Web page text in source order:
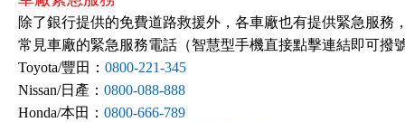
除了銀行提供的免費道路救援外，各車廠也有提供緊急服務
常見車廠的緊急服務電話（智慧型手機直接點擊連結即可撥
Toyota/豐田： 0800-221-345
Nissan/日產： 0800-088-888
Honda/本田： 0800-666-789